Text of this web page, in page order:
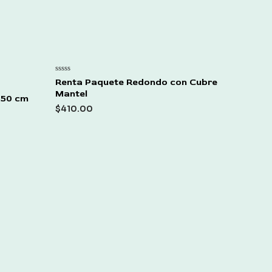
cm
Rated
0
out
5
Renta Paquete Redondo con Cubre
Mantel
$410.00